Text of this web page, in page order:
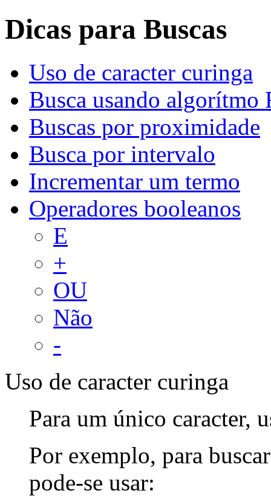
Dicas para Buscas
Uso de caracter curinga
Busca usando algorítmo
Buscas por proximidade
Busca por intervalo
Incrementar um termo
Operadores booleanos
E
+
OU
Não
-
Uso de caracter curinga
Para um único caracter,
Por exemplo, para
pode-se usar: